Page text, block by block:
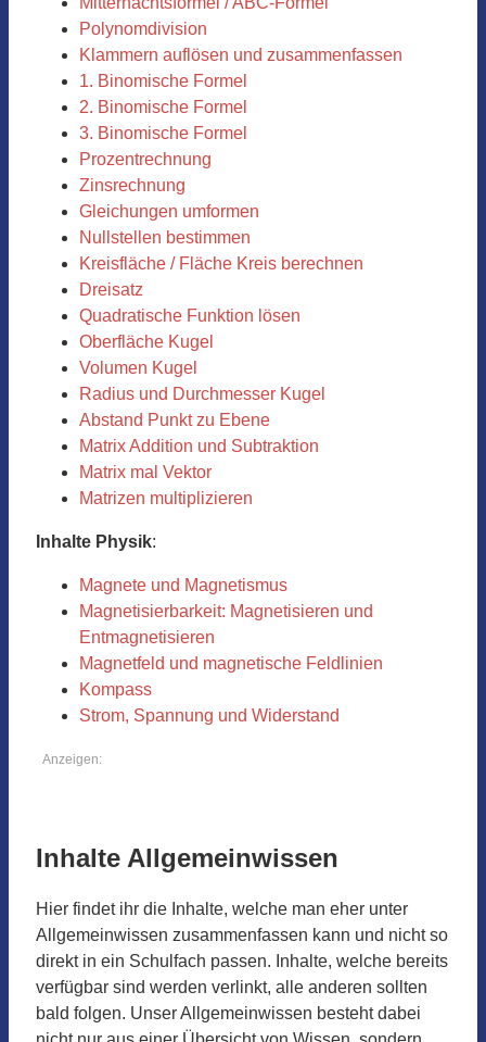
Polynomdivision
Klammern auflösen und zusammenfassen
1. Binomische Formel
2. Binomische Formel
3. Binomische Formel
Prozentrechnung
Zinsrechnung
Gleichungen umformen
Nullstellen bestimmen
Kreisfläche / Fläche Kreis berechnen
Dreisatz
Quadratische Funktion lösen
Oberfläche Kugel
Volumen Kugel
Radius und Durchmesser Kugel
Abstand Punkt zu Ebene
Matrix Addition und Subtraktion
Matrix mal Vektor
Matrizen multiplizieren
Inhalte Physik:
Magnete und Magnetismus
Magnetisierbarkeit: Magnetisieren und
Entmagnetisieren
Magnetfeld und magnetische Feldlinien
Kompass
Strom, Spannung und Widerstand
Anzeigen:
Inhalte Allgemeinwissen
Hier findet ihr die Inhalte, welche man eher unter
Allgemeinwissen zusammenfassen kann und nicht so
direkt in ein Schulfach passen. Inhalte, welche bereits
verfügbar sind werden verlinkt, alle anderen sollten
bald folgen. Unser Allgemeinwissen besteht dabei